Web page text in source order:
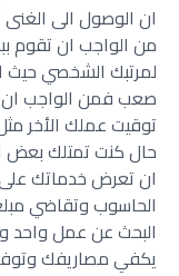
ان الوصول الى الغنى
من الواجب ان تقوم
لمرتبك الشخصي حيث
صعب فمن الواجب ان
توقيت عملك الأخر
حال كنت تمتلك بعض
ان تعرض خدماتك
الحاسوب وتقاضي
البحث عن عمل واحد
يكفي مصاريفك